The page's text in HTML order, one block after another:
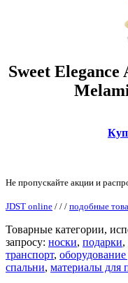
Sweet Elegance
Не пропускайте акции и
JDST online / / / подобные
Товарные категории,
запросу: носки, подарки,
транспорт,
спальни, материалы для